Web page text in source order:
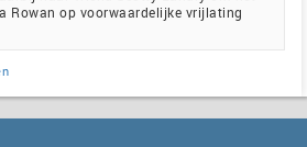
Rowan op voorwaardelijke vrijlating